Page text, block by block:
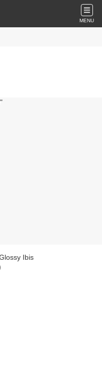
MENU
Ibis